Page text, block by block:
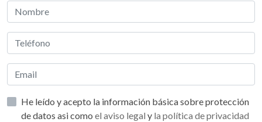
He leído y acepto la información básica sobre protección
de datos asi como el aviso legal y la política de privacidad